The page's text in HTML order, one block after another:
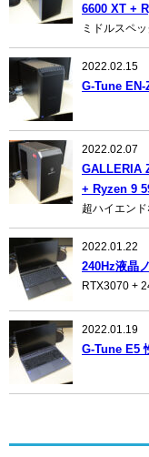
6600 XT +
ミドルスペ
2022.02.15
G-Tune
2022.02.07
GALLERIA
+ Ryzen 9
超ハイエン
2022.01.22
240Hz液晶
RTX3070 +
2022.01.19
G-Tune E5